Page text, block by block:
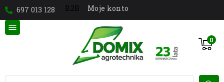
697 013 128 B2B Moje konto
0
